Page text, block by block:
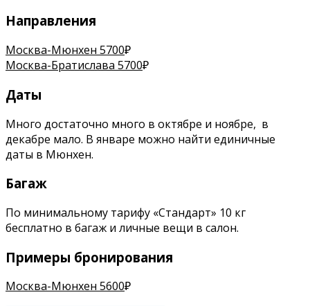
Направления
Москва-Мюнхен 5700₽
Москва-Братислава 5700₽
Даты
Много достаточно много в октябре и ноябре, в
декабре мало. В январе можно найти единичные
даты в Мюнхен.
Багаж
По минимальному тарифу «Стандарт» 10 кг
бесплатно в багаж и личные вещи в салон.
Примеры бронирования
Москва-Мюнхен 5600₽